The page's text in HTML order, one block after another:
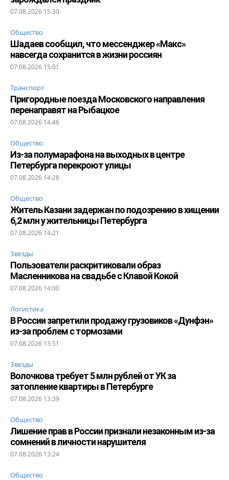
07.08.2026 15:30
Общество
Шадаев сообщил, что мессенджер «Макс»
навсегда сохранится в жизни россиян
07.08.2026 15:01
Транспорт
Пригородные поезда Московского направления
перенаправят на Рыбацкое
07.08.2026 14:46
Общество
Из-за полумарафона на выходных в центре
Петербурга перекроют улицы
07.08.2026 14:28
Общество
Житель Казани задержан по подозрению в хищении
6,2 млн у жительницы Петербурга
07.08.2026 14:21
Звезды
Пользователи раскритиковали образ
Масленникова на свадьбе с Клавой Кокой
07.08.2026 14:00
Логистика
В России запретили продажу грузовиков «Дунфэн»
из-за проблем с тормозами
07.08.2026 13:51
Звезды
Волочкова требует 5 млн рублей от УК за
затопление квартиры в Петербурге
07.08.2026 13:39
Общество
Лишение прав в России признали незаконным из-за
сомнений в личности нарушителя
07.08.2026 13:24
Общество